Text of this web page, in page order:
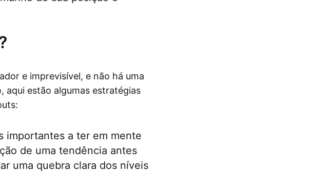
e imprevisível, e não há uma
aqui estão algumas estratégias
importantes a ter em mente
de uma tendência antes
uma quebra clara dos níveis